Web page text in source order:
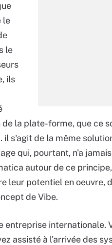
le
le
ils
la plate-forme, que ce
s'agit de la même
qui, pourtant, n'a
autour de ce
leur potentiel en oeuvre,
de Vibe.
entreprise internationale.
assisté à l'arrivée des